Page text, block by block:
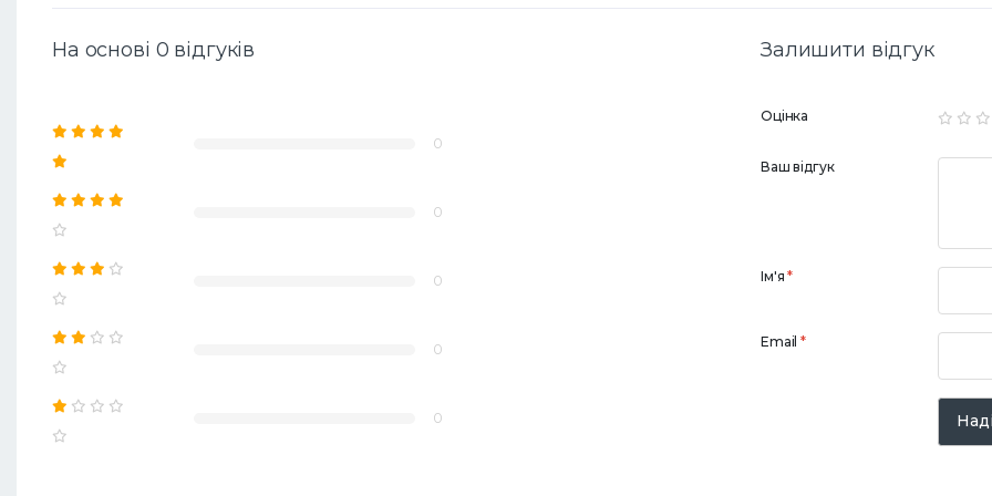
На основі 0 відгуків
0
0
0
0
0
Залишити відгук
Оцінка
Ваш відгук
Ім'я*
Email*